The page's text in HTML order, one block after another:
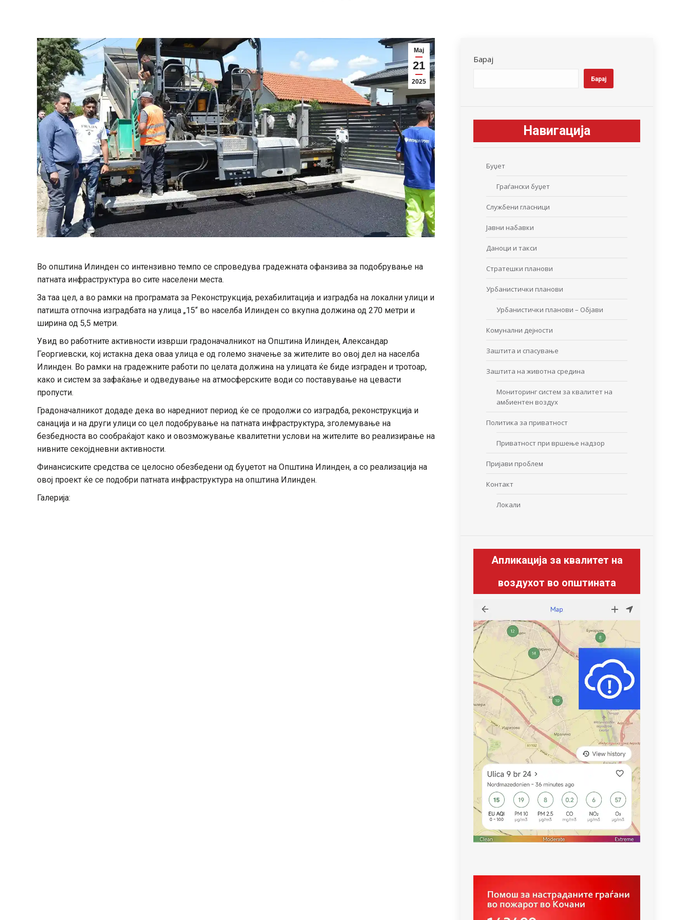
Мај
21
2025
Во општина Илинден со интензивно темпо се спроведува градежната офанзива за подобрување на
патната инфраструктура во сите населени места.
За таа цел, а во рамки на програмата за Реконструкција, рехабилитација и изградба на локални улици и
патишта отпочна изградбата на улица „15“ во населба Илинден со вкупна должина од 270 метри и
ширина од 5,5 метри.
Увид во работните активности изврши градоначалникот на Општина Илинден, Александар
Георгиевски, кој истакна дека оваа улица е од големо значење за жителите во овој дел на населба
Илинден. Во рамки на градежните работи по целата должина на улицата ќе биде изграден и тротоар,
како и систем за зафаќање и одведување на атмосферските води со поставување на цевасти
пропусти.
Градоначалникот додаде дека во наредниот период ќе се продолжи со изградба, реконструкција и
санација и на други улици со цел подобрување на патната инфраструктура, зголемување на
безбедноста во сообраќајот како и овозможување квалитетни услови на жителите во реализирање на
нивните секојдневни активности.
Финансиските средства се целосно обезбедени од буџетот на Општина Илинден, а со реализација на
овој проект ќе се подобри патната инфраструктура на општина Илинден.
Галерија:
Барај
Барај
Навигација
Буџет
Граѓански буџет
Службени гласници
Јавни набавки
Даноци и такси
Стратешки планови
Урбанистички планови
Урбанистички планови – Објави
Комунални дејности
Заштита и спасување
Заштита на животна средина
Мониторинг систем за квалитет на
амбиентен воздух
Политика за приватност
Приватност при вршење надзор
Пријави проблем
Контакт
Локали
Апликација за квалитет на
воздухот во општината